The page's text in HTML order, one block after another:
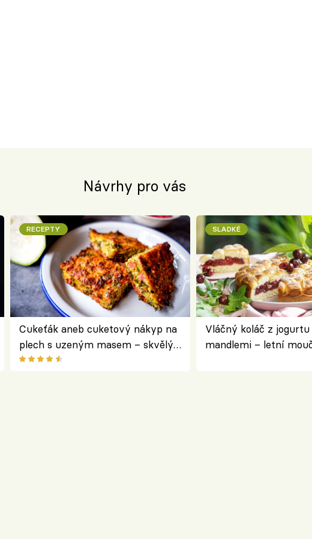
Návrhy pro vás
RECEPTY
Cukeťák aneb cuketový nákyp na
plech s uzeným masem – skvělý
způsob, jak zpracovat přerostlé
SLADKÉ
Vláčný koláč z
mandlemi – letní